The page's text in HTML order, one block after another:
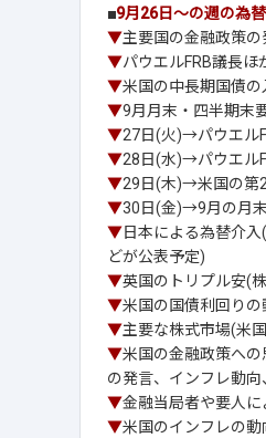
■9月26日～の週の為
▼主要国の金融政策
▼パウエルFRB議長ほ
▼米国の中長期国債
▼9月月末・四半期末
▼27日(火)→パウエル
▼28日(水)→パウエル
▼29日(木)→米国の第
▼30日(金)→9月の月
▼日本による為替介
どが公表予定)
▼英国のトリプル安(
▼米国の国債利回りの
▼主要な株式市場(米
▼米国の金融政策へ
の発言、インフレ動
▼金融当局者や要人に
▼米国のインフレの